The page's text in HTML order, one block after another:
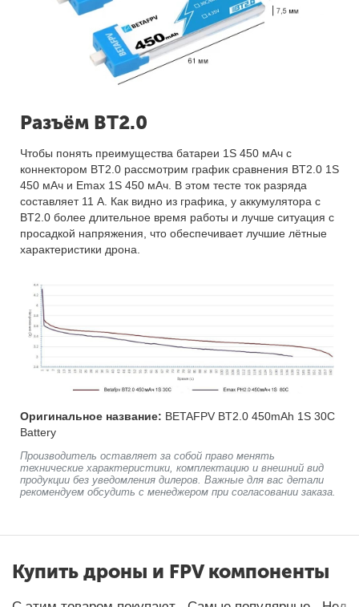
Разъём BT2.0
Чтобы понять преимущества батареи 1S 450 мАч с
коннектором BT2.0 рассмотрим график сравнения BT2.0 1S
450 мАч и Emax 1S 450 мАч. В этом тесте ток разряда
составляет 11 А. Как видно из графика, у аккумулятора с
BT2.0 более длительное время работы и лучше ситуация с
просадкой напряжения, что обеспечивает лучшие лётные
характеристики дрона.
Оригинальное название: BETAFPV BT2.0 450mAh 1S 30C
Battery
Производитель оставляет за собой право менять
технические характеристики, комплектацию и внешний вид
продукции без уведомления дилеров. Важные для вас детали
рекомендуем обсудить с менеджером при согласовании заказа.
Купить дроны и FPV компоненты